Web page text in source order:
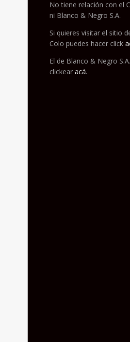
No tiene relación con el
ni Blanco & Negro S.A.
Si quieres visitar el sitio
Colo puedes hacer click
El de Blanco & Negro
clickear acá.